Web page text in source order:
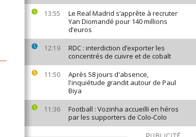
13:55
Le Real Madrid s’apprête à recruter
Yan Diomandé pour 140 millions
d’euros
12:19
RDC : interdiction d’exporter les
concentrés de cuivre et de cobalt
11:50
Après 58 jours d'absence,
l'inquiétude grandit autour de Paul
Biya
11:36
Football : Vozinha accueilli en héros
par les supporters de Colo-Colo